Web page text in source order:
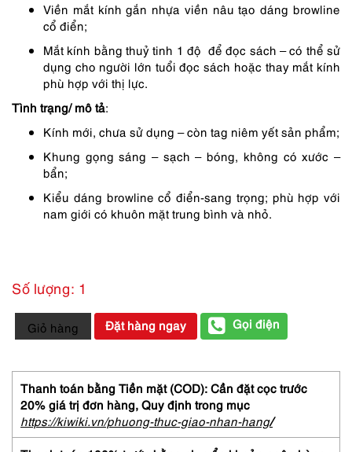
Viền mắt kính gắn nhựa viền nâu tạo dáng browline
cổ điển;
Mắt kính bằng thuỷ tinh 1 độ để đọc sách – có thể sử
dụng cho người lớn tuổi đọc sách hoặc thay mắt kính
phù hợp với thị lực.
Tình trạng/ mô tả:
Kính mới, chưa sử dụng – còn tag niêm yết sản phẩm;
Khung gọng sáng – sạch – bóng, không có xước –
bẩn;
Kiểu dáng browline cổ điển-sang trọng; phù hợp với
nam giới có khuôn mặt trung bình và nhỏ.
Số lượng: 1
0668-
Gọng
nam/Kính
đọc
sách-
Mới/Chưa
sử
Giỏ hàng Đặt hàng ngay Gọi điện
Thanh toán bằng Tiền mặt (COD): Cần đặt cọc trước
20% giá trị đơn hàng, Quy định trong mục
https://kiwiki.vn/phuong-thuc-giao-nhan-hang/